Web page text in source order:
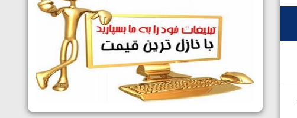
سوم برای ایران
1405/05/07
ایران چشم به راه چهار مدال در پنج وزن
دوم کشتی فرنگی نوجوانان جهان
1405/05/06